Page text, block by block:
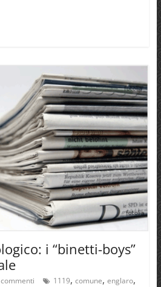
i “binetti-boys”
1119, comune, englaro,